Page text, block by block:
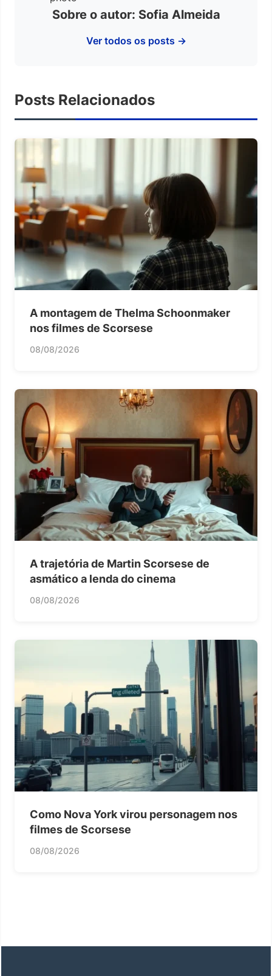
Sobre o autor: Sofia Almeida
Ver todos os posts →
Posts Relacionados
A montagem de Thelma Schoonmaker
nos filmes de Scorsese
08/08/2026
A trajetória de Martin Scorsese de
asmático a lenda do cinema
08/08/2026
Como Nova York virou personagem nos
filmes de Scorsese
08/08/2026